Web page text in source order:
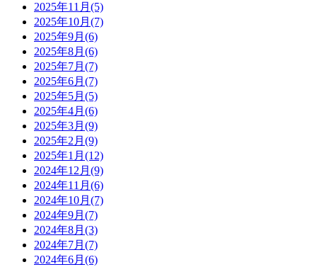
2025年11月(5)
2025年10月(7)
2025年9月(6)
2025年8月(6)
2025年7月(7)
2025年6月(7)
2025年5月(5)
2025年4月(6)
2025年3月(9)
2025年2月(9)
2025年1月(12)
2024年12月(9)
2024年11月(6)
2024年10月(7)
2024年9月(7)
2024年8月(3)
2024年7月(7)
2024年6月(6)